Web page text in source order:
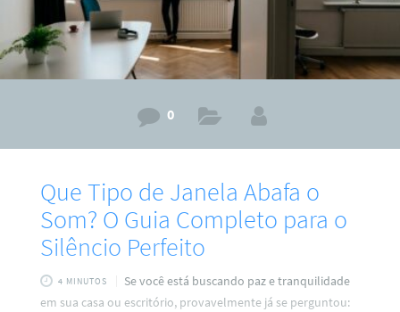
0
Que Tipo de Janela Abafa o
Som? O Guia Completo para o
Silêncio Perfeito
4 MINUTOS
Se você está buscando paz e tranquilidade
em sua casa ou escritório, provavelmente já se perguntou: